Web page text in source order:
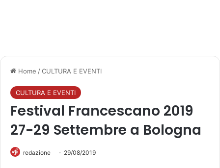
Home /CULTURA E EVENTI
CULTURA E EVENTI
Festival Francescano 2019
27-29 Settembre a Bologna
redazione 29/08/2019